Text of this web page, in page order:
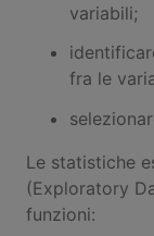
variabili;
fra le
Le statistiche
(Exploratory
funzioni: